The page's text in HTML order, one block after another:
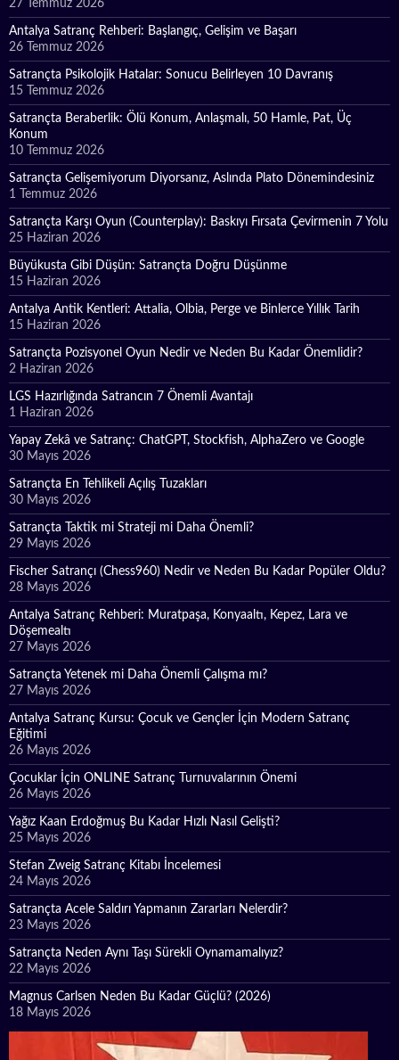
27 Temmuz 2026
Antalya Satranç Rehberi: Başlangıç, Gelişim ve Başarı
26 Temmuz 2026
Satrançta Psikolojik Hatalar: Sonucu Belirleyen 10 Davranış
15 Temmuz 2026
Satrançta Beraberlik: Ölü Konum, Anlaşmalı, 50 Hamle, Pat, Üç
Konum
10 Temmuz 2026
Satrançta Gelişemiyorum Diyorsanız, Aslında Plato Dönemindesiniz
1 Temmuz 2026
Satrançta Karşı Oyun (Counterplay): Baskıyı Fırsata Çevirmenin 7 Yolu
25 Haziran 2026
Büyükusta Gibi Düşün: Satrançta Doğru Düşünme
15 Haziran 2026
Antalya Antik Kentleri: Attalia, Olbia, Perge ve Binlerce Yıllık Tarih
15 Haziran 2026
Satrançta Pozisyonel Oyun Nedir ve Neden Bu Kadar Önemlidir?
2 Haziran 2026
LGS Hazırlığında Satrancın 7 Önemli Avantajı
1 Haziran 2026
Yapay Zekâ ve Satranç: ChatGPT, Stockfish, AlphaZero ve Google
30 Mayıs 2026
Satrançta En Tehlikeli Açılış Tuzakları
30 Mayıs 2026
Satrançta Taktik mi Strateji mi Daha Önemli?
29 Mayıs 2026
Fischer Satrançı (Chess960) Nedir ve Neden Bu Kadar Popüler Oldu?
28 Mayıs 2026
Antalya Satranç Rehberi: Muratpaşa, Konyaaltı, Kepez, Lara ve
Döşemealtı
27 Mayıs 2026
Satrançta Yetenek mi Daha Önemli Çalışma mı?
27 Mayıs 2026
Antalya Satranç Kursu: Çocuk ve Gençler İçin Modern Satranç
Eğitimi
26 Mayıs 2026
Çocuklar İçin ONLINE Satranç Turnuvalarının Önemi
26 Mayıs 2026
Yağız Kaan Erdoğmuş Bu Kadar Hızlı Nasıl Gelişti?
25 Mayıs 2026
Stefan Zweig Satranç Kitabı İncelemesi
24 Mayıs 2026
Satrançta Acele Saldırı Yapmanın Zararları Nelerdir?
23 Mayıs 2026
Satrançta Neden Aynı Taşı Sürekli Oynamamalıyız?
22 Mayıs 2026
Magnus Carlsen Neden Bu Kadar Güçlü? (2026)
18 Mayıs 2026